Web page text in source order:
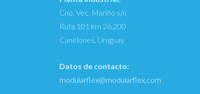
Cno. Vec. Mariño s/n
Ruta 101 km 26.200
Canelones, Uruguay
Datos de contacto:
modularflex@modularflex.com